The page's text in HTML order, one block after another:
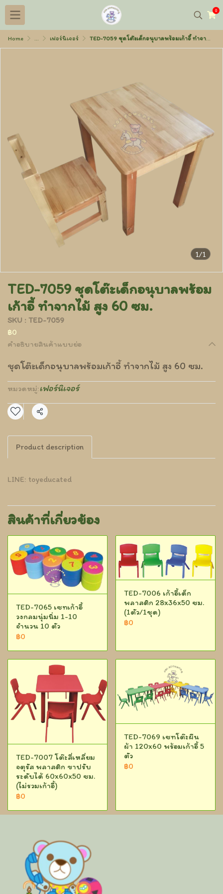
0
Home ... เฟอร์นิเจอร์ TED-7059 ชุดโต๊ะเด็กอนุบาลพร้อมเก้าอี้ ทำจากไม้ สูง 60 ซม.
1/1
TED-7059 ชุดโต๊ะเด็กอนุบาลพร้อม
เก้าอี้ ทำจากไม้ สูง 60 ซม.
SKU : TED-7059
฿0
คำอธิบายสินค้าแบบย่อ
ชุดโต๊ะเด็กอนุบาลพร้อมเก้าอี้ ทำจากไม้ สูง 60 ซม.
หมวดหมู่:เฟอร์นิเจอร์
แชร์
Product description
LINE: toyeducated
สินค้าที่เกี่ยวข้อง
TED-7065 เซทเก้าอี้
วงกลมนุ่มนิ่ม 1-10
จำนวน 10 ตัว
฿0
TED-7006 เก้าอี้เด็ก
พลาสติก 28x36x50 ซม.
(1ตัว/1ชุด)
฿0
TED-7007 โต๊ะสี่เหลี่ยม
จตุรัส พลาสติก ขาปรับ
ระดับได้ 60x60x50 ซม.
(ไม่รวมเก้าอี้)
฿0
TED-7069 เซทโต๊ะผืน
ผ้า 120x60 พร้อมเก้าอี้ 5
ตัว
฿0